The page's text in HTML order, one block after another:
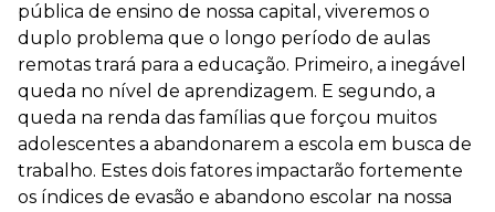
pública de ensino de nossa capital, viveremos o
duplo problema que o longo período de aulas
remotas trará para a educação. Primeiro, a inegável
queda no nível de aprendizagem. E segundo, a
queda na renda das famílias que forçou muitos
adolescentes a abandonarem a escola em busca de
trabalho. Estes dois fatores impactarão fortemente
os índices de evasão e abandono escolar na nossa